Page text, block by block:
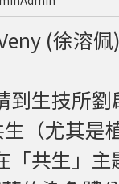
(徐溶
到生技所
（尤其
「共生」